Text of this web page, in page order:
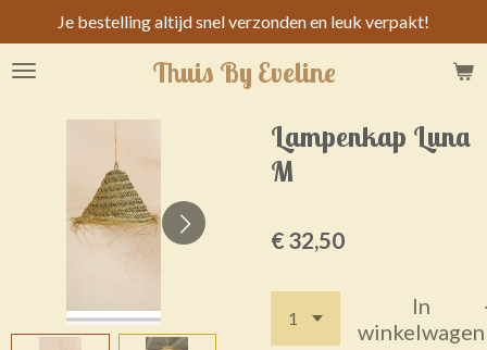
direct
naar
hoofdinhoud
Thuis By Eveline
Je bestelling altijd snel verzonden en leuk verpakt!
Lampenkap Luna
M
€ 32,50
In
winkelwagen